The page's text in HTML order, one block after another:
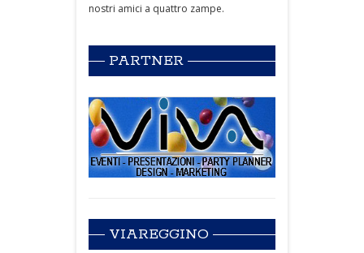
nostri amici a quattro zampe.
PARTNER
VIAREGGINO